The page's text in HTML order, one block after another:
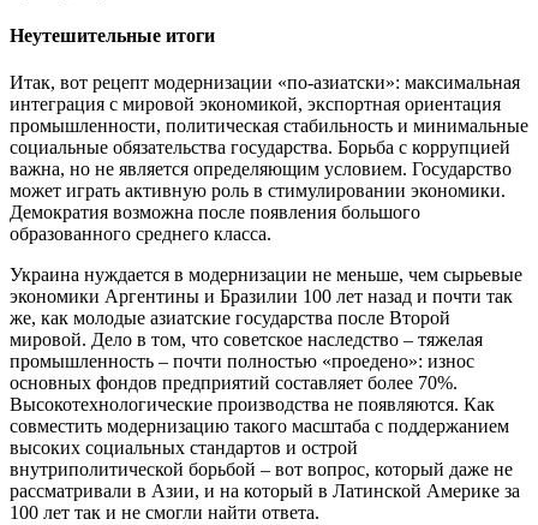
Неутешительные итоги
Итак, вот рецепт модернизации «по-азиатски»: максимальная
интеграция с мировой экономикой, экспортная ориентация
промышленности, политическая стабильность и минимальные
социальные обязательства государства. Борьба с коррупцией
важна, но не является определяющим условием. Государство
может играть активную роль в стимулировании экономики.
Демократия возможна после появления большого
образованного среднего класса.
Украина нуждается в модернизации не меньше, чем сырьевые
экономики Аргентины и Бразилии 100 лет назад и почти так
же, как молодые азиатские государства после Второй
мировой. Дело в том, что советское наследство – тяжелая
промышленность – почти полностью «проедено»: износ
основных фондов предприятий составляет более 70%.
Высокотехнологические производства не появляются. Как
совместить модернизацию такого масштаба с поддержанием
высоких социальных стандартов и острой
внутриполитической борьбой – вот вопрос, который даже не
рассматривали в Азии, и на который в Латинской Америке за
100 лет так и не смогли найти ответа.